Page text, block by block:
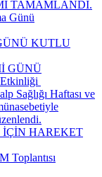
TAMAMLANDI.
Günü
KUTLU
GÜNÜ
Sağlığı Haftası ve
İÇİN HAREKET
Toplantısı